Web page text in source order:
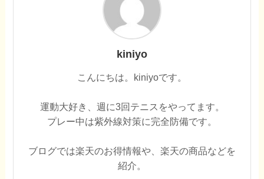
kiniyo
こんにちは。kiniyoです。
運動大好き、週に3回テニスをやってます。
プレー中は紫外線対策に完全防備です。
ブログでは楽天のお得情報や、楽天の商品などを
紹介。